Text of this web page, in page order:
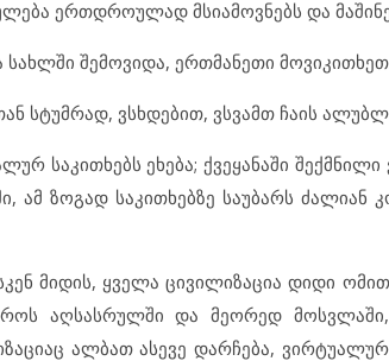
ერთდროულად მსიამოვნებს და
შემოვიდა, ერთმანეთი
სტუმრად, ვსხდებით, ვსვამთ ჩაის
საკითხებს ეხება; ქვეყანაში
ამ ზოგად საკითხებზე საუბარს
მიდის, ყველა ცივილიზაცია დიდი
აღსასრულში და მეორედ მოსვლაში,
ალბათ ასევე დარჩება,